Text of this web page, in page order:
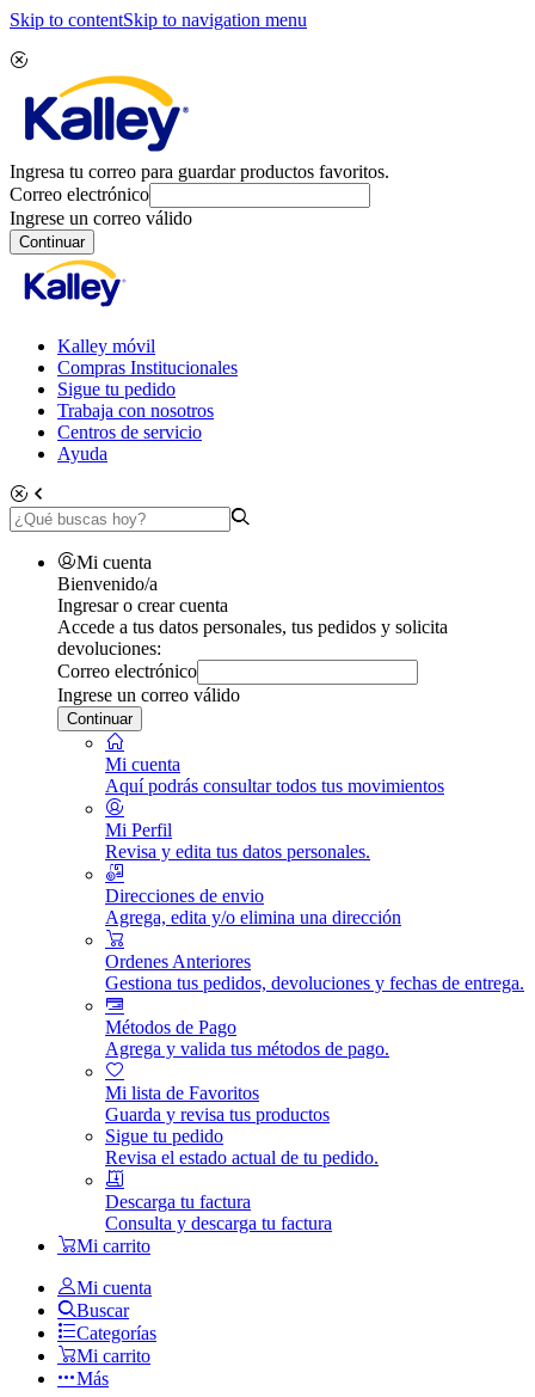
Skip to contentSkip to navigation menu
Ingresa tu correo para guardar productos favoritos.
Correo electrónico
Ingrese un correo válido
Continuar
Kalley móvil
Compras Institucionales
Sigue tu pedido
Trabaja con nosotros
Centros de servicio
Ayuda
Mi cuenta
Bienvenido/a
Ingresar o crear cuenta
Accede a tus datos personales, tus pedidos y solicita
devoluciones:
Correo electrónico
Ingrese un correo válido
Continuar
Mi cuenta
Aquí podrás consultar todos tus movimientos
Mi Perfil
Revisa y edita tus datos personales.
Direcciones de envio
Agrega, edita y/o elimina una dirección
Ordenes Anteriores
Gestiona tus pedidos, devoluciones y fechas de entrega.
Métodos de Pago
Agrega y valida tus métodos de pago.
Mi lista de Favoritos
Guarda y revisa tus productos
Sigue tu pedido
Revisa el estado actual de tu pedido.
Descarga tu factura
Consulta y descarga tu factura
Mi carrito
Mi cuenta
Buscar
Categorías
Mi carrito
Más